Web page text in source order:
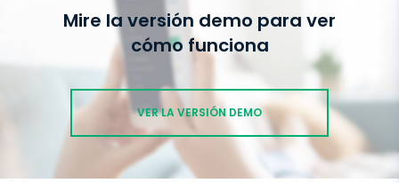
Mire la versión demo para ver
cómo funciona
VER LA VERSIÓN DEMO